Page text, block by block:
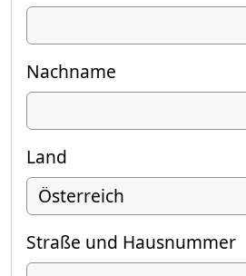
Nachname
Land
Straße und Hausnummer